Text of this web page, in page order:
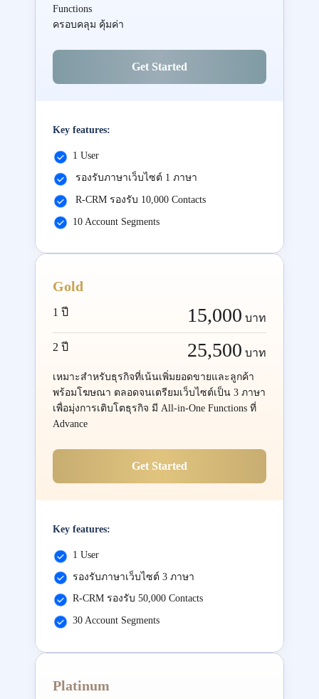
Functions
ครอบคลุม คุ้มค่า
Get Started
Key features:
1 User
รองรับภาษาเว็บไซต์ 1 ภาษา
R-CRM รองรับ 10,000 Contacts
10 Account Segments
Gold
1 ปี 15,000 บาท
2 ปี 25,500 บาท
เหมาะสำหรับธุรกิจที่เน้นเพิ่มยอดขายและลูกค้า
พร้อมโฆษณา ตลอดจนเตรียมเว็บไซต์เป็น 3 ภาษา
เพื่อมุ่งการเติบโตธุรกิจ มี All-in-One Functions ที่
Advance
Get Started
Key features:
1 User
รองรับภาษาเว็บไซต์ 3 ภาษา
R-CRM รองรับ 50,000 Contacts
30 Account Segments
Platinum